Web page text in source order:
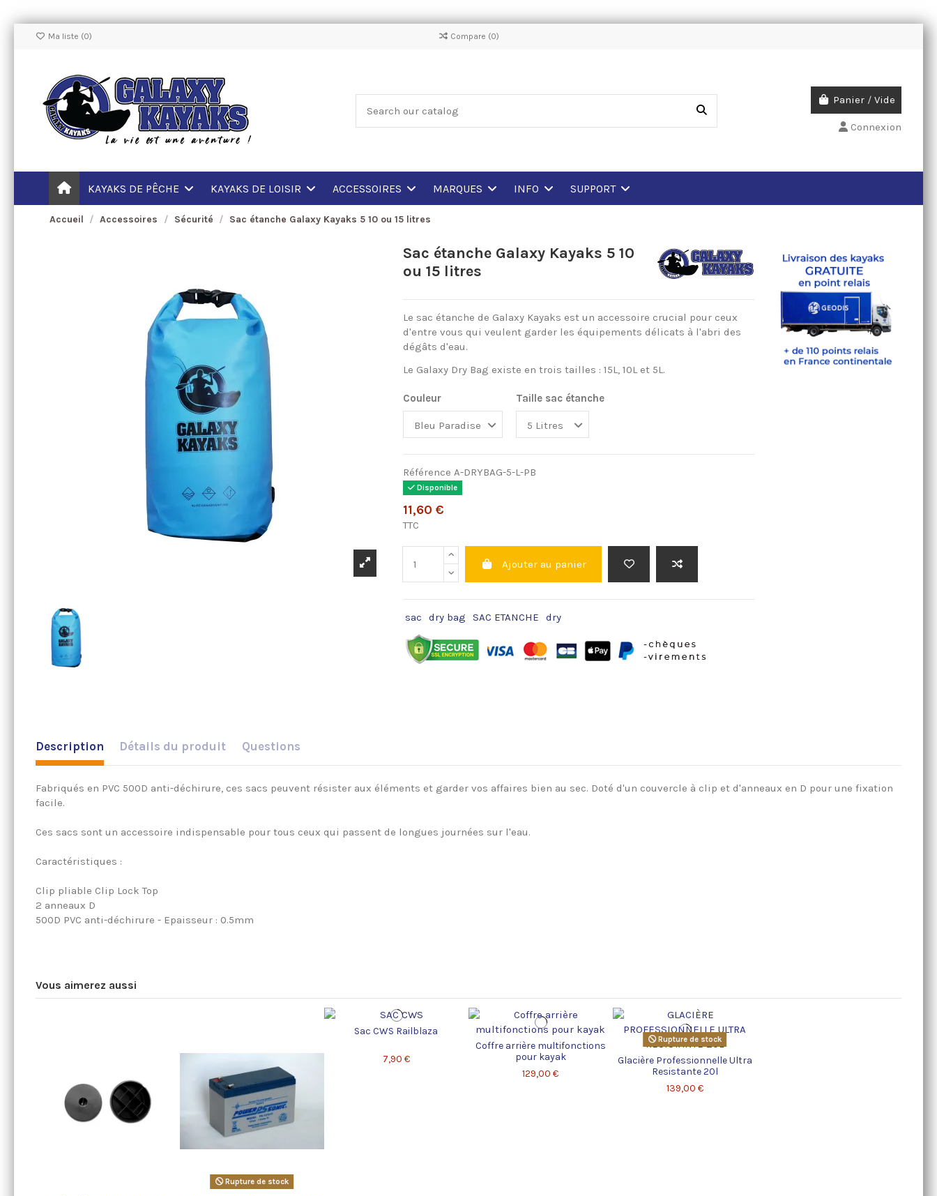
Ma liste (0) Compare (0)
Panier /Vide
Connexion
KAYAKS DE PÊCHE KAYAKS DE LOISIR ACCESSOIRES MARQUES INFO SUPPORT
Accueil Accessoires Sécurité Sac étanche Galaxy Kayaks 5 10 ou 15 litres
Sac étanche Galaxy Kayaks 5 10
ou 15 litres
Le sac étanche de Galaxy Kayaks est un accessoire crucial pour ceux
d'entre vous qui veulent garder les équipements délicats à l'abri des
dégâts d'eau.
Le Galaxy Dry Bag existe en trois tailles : 15L, 10L et 5L.
Couleur Taille sac étanche
Référence A-DRYBAG-5-L-PB
Disponible
11,60 €
TTC
Ajouter au panier
sac dry bag SAC ETANCHE dry
Description Détails du produit Questions
Fabriqués en PVC 500D anti-déchirure, ces sacs peuvent résister aux éléments et garder vos affaires bien au sec. Doté d'un couvercle à clip et d'anneaux en D pour une fixation
facile.
Ces sacs sont un accessoire indispensable pour tous ceux qui passent de longues journées sur l'eau.
Caractéristiques :
Clip pliable Clip Lock Top
2 anneaux D
500D PVC anti-déchirure - Epaisseur : 0.5mm
Vous aimerez aussi
Rupture de stock
Sac CWS Railblaza
7,90 €
Coffre arrière multifonctions
pour kayak
129,00 €
Rupture de stock
Glacière Professionnelle Ultra
Resistante 20l
139,00 €